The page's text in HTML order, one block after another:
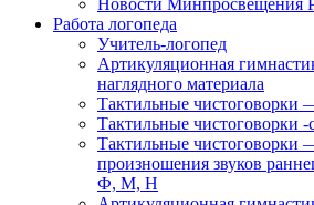
Новости Минпросвещения
Работа логопеда
Учитель-логопед
Артикуляционная
наглядного материала
Тактильные чистоговорки
Тактильные чистоговорки -
Тактильные чистоговорки
произношения звуков
Ф, М, Н